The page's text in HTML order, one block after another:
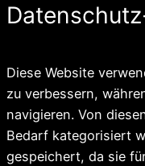
Diese Website
zu verbessern,
navigieren. Von
Bedarf kategorisiert
gespeichert, da sie